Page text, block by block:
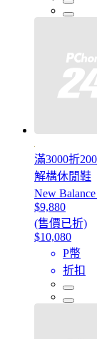
滿3000折200
解構休閒鞋
New
$9,880
(售價已折)
$10,080
P幣
折扣